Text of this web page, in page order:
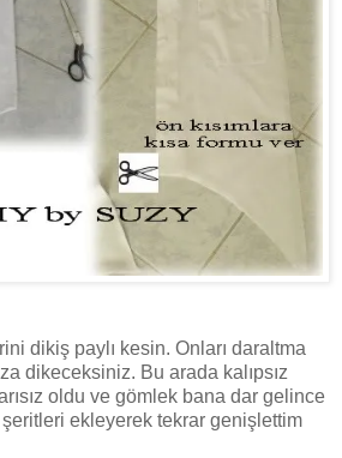
dikiş paylı kesin. Onları daraltma
dikeceksiniz. Bu arada kalıpsız
oldu ve gömlek bana dar gelince
ekleyerek tekrar genişlettim